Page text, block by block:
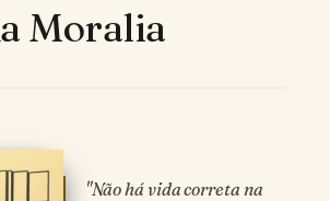
Moralia
"Não há vida correta na